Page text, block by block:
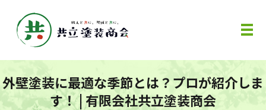
メ
外壁塗装に最適な季節とは？プロが紹介しま
す！ | 有限会社共立塗装商会